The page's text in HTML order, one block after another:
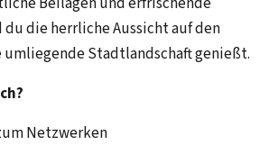
du die herrliche Aussicht auf den
Stadtlandschaft genießt.
Netzwerken